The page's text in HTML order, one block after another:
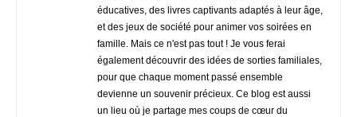
éducatives, des livres captivants adaptés à leur âge,
et des jeux de société pour animer vos soirées en
famille. Mais ce n'est pas tout ! Je vous ferai
également découvrir des idées de sorties familiales,
pour que chaque moment passé ensemble
devienne un souvenir précieux. Ce blog est aussi
un lieu où je partage mes coups de cœur du